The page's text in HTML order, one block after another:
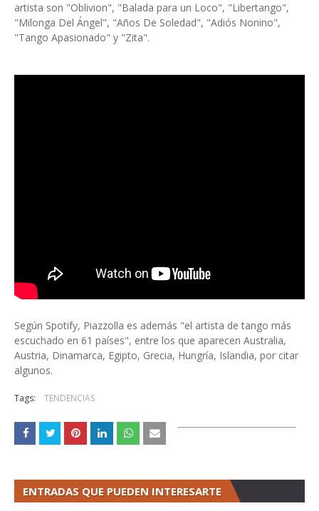
artista son "Oblivion", "Balada para un Loco", "Libertango",
"Milonga Del Ángel", "Años De Soledad", "Adiós Nonino",
"Tango Apasionado" y "Zita".
Según Spotify, Piazzolla es además "el artista de tango más
escuchado en 61 países", entre los que aparecen Australia,
Austria, Dinamarca, Egipto, Grecia, Hungría, Islandia, por citar
algunos.
Tags: TENDENCIAS
ENTRADAS QUE PUEDEN INTERESARTE